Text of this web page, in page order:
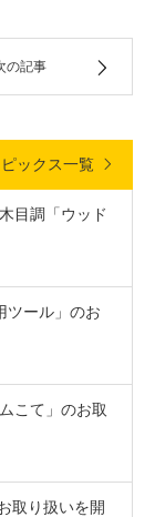
の記事
ピックス一覧
目調「ウッド
ツール」のお
こて」のお取
取り扱いを開